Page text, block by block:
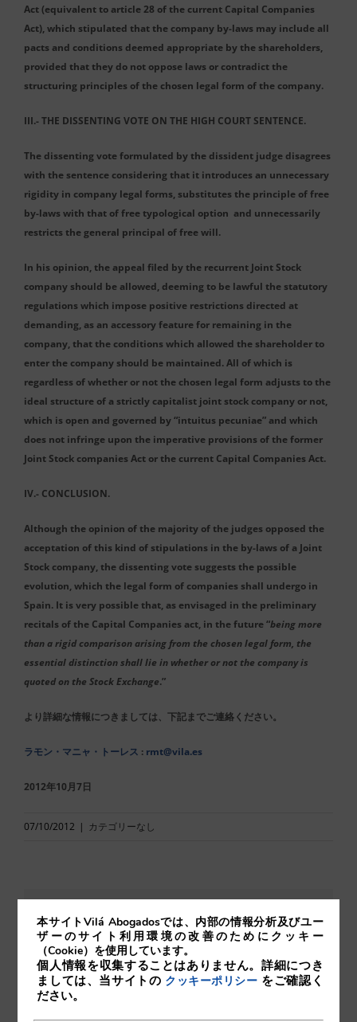
Act (equivalent to article 28 of the current Capital Companies
Act), which stipulated that the company by-laws may include all
pacts and conditions deemed appropriate by the shareholders,
provided that they do not oppose laws or contradict the
structuring principles of the chosen legal form of the company.
III.- THE DISSENTING VOTE ON THE HIGH COURT SENTENCE.
The dissenting vote formulated by the dissident judge disagrees
with the sentence considering that it introduces an unnecessary
rigidity in company legal forms, substitutes the principle of free
by-laws with that of free typological option and unnecessarily
restricts the general principal of free will.
In his opinion, the appeal filed by the recurrent Joint Stock
company should be allowed, deeming to be lawful the statutory
regulations which impose positive restrictions directed at
demanding, as an accessory feature for remaining in the
company, that the conditions which allowed the shareholder to
enter the company should be maintained. All of which is
regardless of whether or not the chosen legal form adjusts to the
ideal structure of a strictly capitalist joint stock company or not,
which is open and governed by “intuitus pecuniae” and which
does not infringe upon the imperative provisions of the former
Joint Stock companies Act or the current Capital Companies Act.
IV.- CONCLUSION.
Although the opinion of the majority of the judges opposed the
acceptation of this kind of stipulations in the by-laws of a Joint
Stock company, the dissenting vote suggests the possible
evolution, which the legal form of companies shall undergo in
Spain. It is very possible that, as envisaged in the preliminary
recitals of the Capital Companies act, in the future “being more
than a rigid comparison arising from the chosen legal form, the
essential distinction shall lie in whether or not the company is
quoted on the Stock Exchange.”
より詳細な情報につきましては、下記までご連絡ください。
ラモン・マニャ・トーレス : rmt@vila.es
2012年10月7日
07/10/2012 | カテゴリーなし
Comparta esta noticia en sus redes
sociales favoritas!
本サイトVilá Abogadosでは、内部の情報分析及びユー
ザーのサイト利用環境の改善のためにクッキー
（Cookie）を使用しています。
個人情報を収集することはありません。詳細につき
ましては、当サイトの クッキーポリシー をご確認く
ださい。